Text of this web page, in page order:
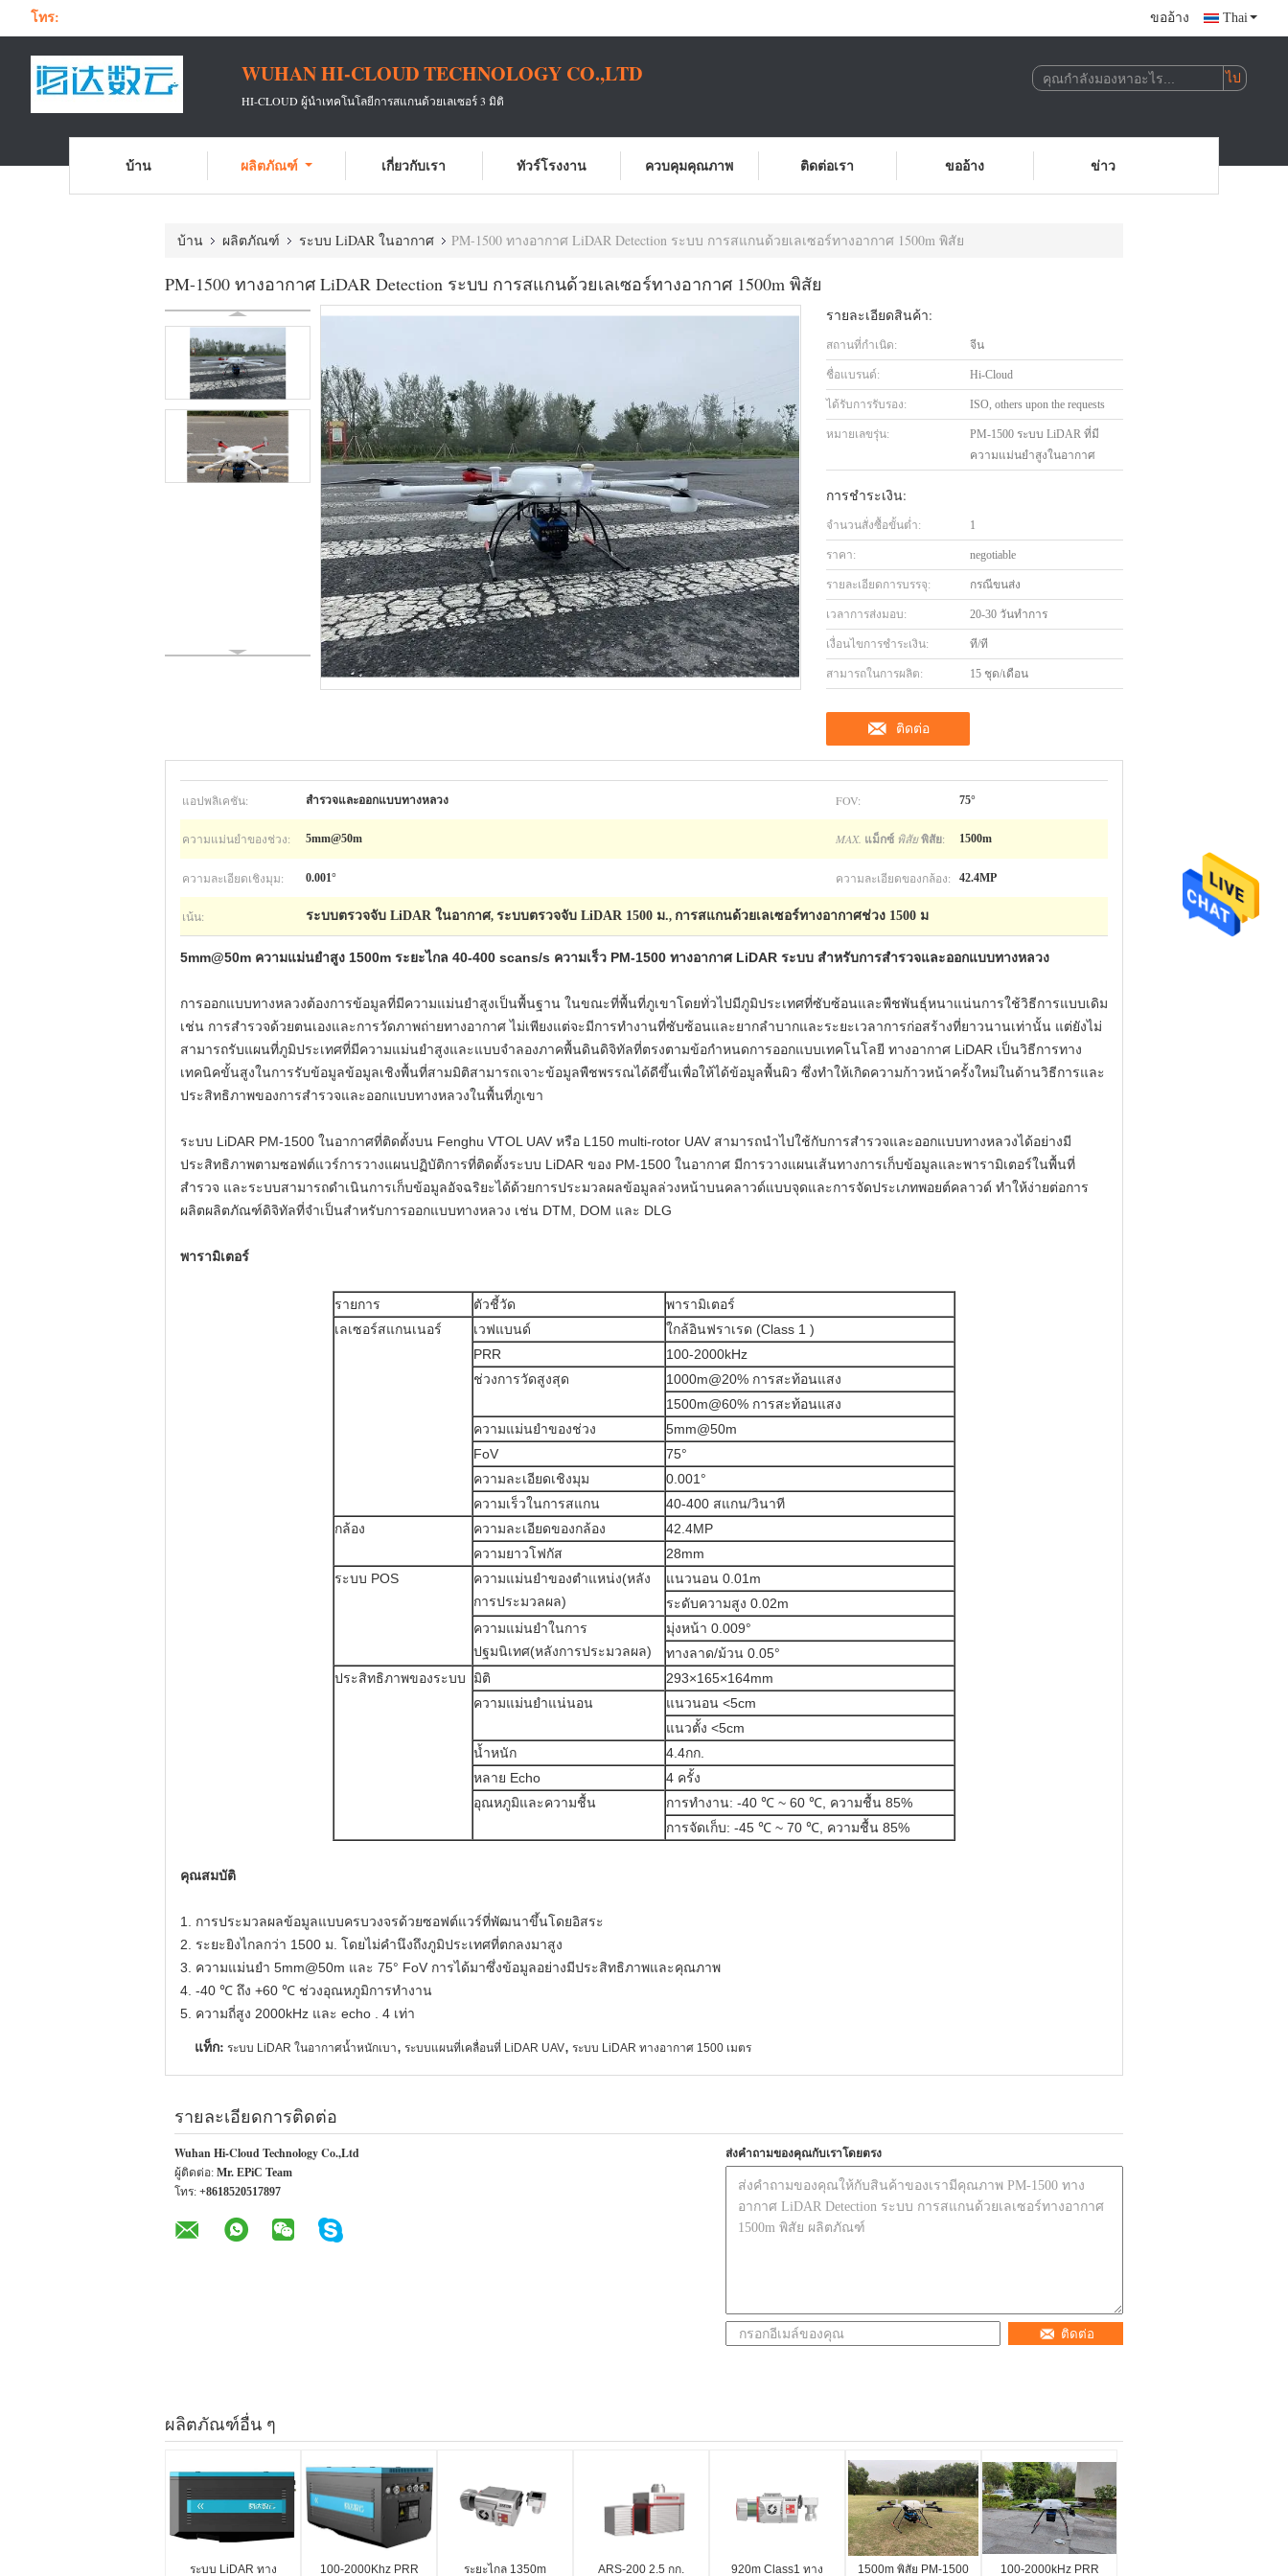
โทร: ขออ้าง Thai
WUHAN HI-CLOUD TECHNOLOGY CO.,LTD
HI-CLOUD ผู้นำเทคโนโลยีการสแกนด้วยเลเซอร์ 3 มิติ
บ้าน ผลิตภัณฑ์ เกี่ยวกับเรา ทัวร์โรงงาน ควบคุมคุณภาพ ติดต่อเรา ขออ้าง ข่าว
บ้าน ผลิตภัณฑ์ ระบบ LiDAR ในอากาศ PM-1500 ทางอากาศ LiDAR Detection ระบบ การสแกนด้วยเลเซอร์ทางอากาศ 1500m พิสัย
PM-1500 ทางอากาศ LiDAR Detection ระบบ การสแกนด้วยเลเซอร์ทางอากาศ 1500m พิสัย
รายละเอียดสินค้า:
สถานที่กำเนิด: จีน
ชื่อแบรนด์: Hi-Cloud
ได้รับการรับรอง: ISO, others upon the requests
หมายเลขรุ่น:
PM-1500 ระบบ LiDAR ที่มี
ความแม่นยำสูงในอากาศ
การชำระเงิน:
จำนวนสั่งซื้อขั้นต่ำ: 1
ราคา: negotiable
รายละเอียดการบรรจุ: กรณีขนส่ง
เวลาการส่งมอบ: 20-30 วันทำการ
เงื่อนไขการชำระเงิน: ที/ที
สามารถในการผลิต: 15 ชุด/เดือน
ติดต่อ
แอปพลิเคชัน: สำรวจและออกแบบทางหลวง FOV: 75°
ความแม่นยำของช่วง: 5mm@50m MAX. แม็กซ์ พิสัยพิสัย: 1500m
ความละเอียดเชิงมุม: 0.001° ความละเอียดของกล้อง: 42.4MP
เน้น: ระบบตรวจจับ LiDAR ในอากาศ, ระบบตรวจจับ LiDAR 1500 ม., การสแกนด้วยเลเซอร์ทางอากาศช่วง 1500 ม
5mm@50m ความแม่นยำสูง 1500m ระยะไกล 40-400 scans/s ความเร็ว PM-1500 ทางอากาศ LiDAR ระบบ สำหรับการสำรวจและออกแบบทางหลวง
การออกแบบทางหลวงต้องการข้อมูลที่มีความแม่นยำสูงเป็นพื้นฐาน ในขณะที่พื้นที่ภูเขาโดยทั่วไปมีภูมิประเทศที่ซับซ้อนและพืชพันธุ์หนาแน่นการใช้วิธีการแบบเดิม
เช่น การสำรวจด้วยตนเองและการวัดภาพถ่ายทางอากาศ ไม่เพียงแต่จะมีการทำงานที่ซับซ้อนและยากลำบากและระยะเวลาการก่อสร้างที่ยาวนานเท่านั้น แต่ยังไม่
สามารถรับแผนที่ภูมิประเทศที่มีความแม่นยำสูงและแบบจำลองภาคพื้นดินดิจิทัลที่ตรงตามข้อกำหนดการออกแบบเทคโนโลยี ทางอากาศ LiDAR เป็นวิธีการทาง
เทคนิคขั้นสูงในการรับข้อมูลข้อมูลเชิงพื้นที่สามมิติสามารถเจาะข้อมูลพืชพรรณได้ดีขึ้นเพื่อให้ได้ข้อมูลพื้นผิว ซึ่งทำให้เกิดความก้าวหน้าครั้งใหม่ในด้านวิธีการและ
ประสิทธิภาพของการสำรวจและออกแบบทางหลวงในพื้นที่ภูเขา
ระบบ LiDAR PM-1500 ในอากาศที่ติดตั้งบน Fenghu VTOL UAV หรือ L150 multi-rotor UAV สามารถนำไปใช้กับการสำรวจและออกแบบทางหลวงได้อย่างมี
ประสิทธิภาพตามซอฟต์แวร์การวางแผนปฏิบัติการที่ติดตั้งระบบ LiDAR ของ PM-1500 ในอากาศ มีการวางแผนเส้นทางการเก็บข้อมูลและพารามิเตอร์ในพื้นที่
สำรวจ และระบบสามารถดำเนินการเก็บข้อมูลอัจฉริยะได้ด้วยการประมวลผลข้อมูลล่วงหน้าบนคลาวด์แบบจุดและการจัดประเภทพอยต์คลาวด์ ทำให้ง่ายต่อการ
ผลิตผลิตภัณฑ์ดิจิทัลที่จำเป็นสำหรับการออกแบบทางหลวง เช่น DTM, DOM และ DLG
พารามิเตอร์
รายการ ตัวชี้วัด
พารามิเตอร์
เลเซอร์สแกนเนอร์
เวฟแบนด์
ใกล้อินฟราเรด (Class 1 )
PRR
100-2000kHz
ช่วงการวัดสูงสุด
1000m@20% การสะท้อนแสง
1500m@60% การสะท้อนแสง
ความแม่นยำของช่วง
5mm@50m
FoV
75°
ความละเอียดเชิงมุม
0.001°
ความเร็วในการสแกน
40-400 สแกน/วินาที
กล้อง
ความละเอียดของกล้อง
42.4MP
ความยาวโฟกัส
28mm
ระบบ POS
ความแม่นยำของตำแหน่ง(หลัง
การประมวลผล)
แนวนอน 0.01m
ระดับความสูง 0.02m
ความแม่นยำในการ
ปฐมนิเทศ(หลังการประมวลผล)
มุ่งหน้า 0.009°
ทางลาด/ม้วน 0.05°
ประสิทธิภาพของระบบ
มิติ
293×165×164mm
ความแม่นยำแน่นอน
แนวนอน <5cm
แนวตั้ง <5cm
น้ำหนัก
4.4กก.
หลาย Echo
4 ครั้ง
อุณหภูมิและความชื้น
การทำงาน: -40 ℃ ~ 60 ℃, ความชื้น 85%
การจัดเก็บ: -45 ℃ ~ 70 ℃, ความชื้น 85%
คุณสมบัติ
1. การประมวลผลข้อมูลแบบครบวงจรด้วยซอฟต์แวร์ที่พัฒนาขึ้นโดยอิสระ
2. ระยะยิงไกลกว่า 1500 ม. โดยไม่คำนึงถึงภูมิประเทศที่ตกลงมาสูง
3. ความแม่นยำ 5mm@50m และ 75° FoV การได้มาซึ่งข้อมูลอย่างมีประสิทธิภาพและคุณภาพ
4. -40 ℃ ถึง +60 ℃ ช่วงอุณหภูมิการทำงาน
5. ความถี่สูง 2000kHz และ echo . 4 เท่า
แท็ก: ระบบ LiDAR ในอากาศน้ำหนักเบา, ระบบแผนที่เคลื่อนที่ LiDAR UAV, ระบบ LiDAR ทางอากาศ 1500 เมตร
รายละเอียดการติดต่อ
Wuhan Hi-Cloud Technology Co.,Ltd
ผู้ติดต่อ: Mr. EPiC Team
โทร: +8618520517897
ส่งคำถามของคุณกับเราโดยตรง
ติดต่อ
ผลิตภัณฑ์อื่น ๆ
ระบบ LiDAR ทาง 100-2000Khz PRR ระยะไกล 1350m ARS-200 2.5 กก. 920m Class1 ทาง 1500m พิสัย PM-1500 100-2000kHz PRR